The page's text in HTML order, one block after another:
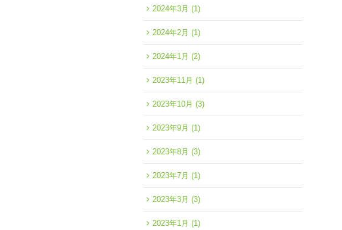
2024年3月 (1)
2024年2月 (1)
2024年1月 (2)
2023年11月 (1)
2023年10月 (3)
2023年9月 (1)
2023年8月 (3)
2023年7月 (1)
2023年3月 (3)
2023年1月 (1)